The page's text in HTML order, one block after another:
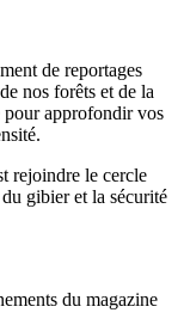
de reportages
nos forêts et de la
pour approfondir vos
rejoindre le cercle
gibier et la sécurité
du magazine